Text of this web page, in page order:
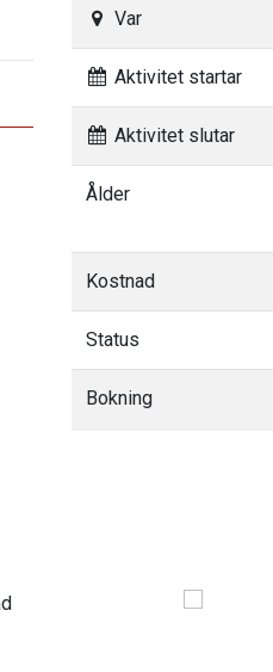
Var
Aktivitet startar
Aktivitet slutar
Ålder
Kostnad
Status
Bokning